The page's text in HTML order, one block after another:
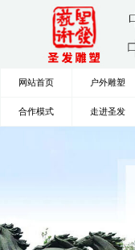
网站首页 户外雕塑
合作模式 走进圣发